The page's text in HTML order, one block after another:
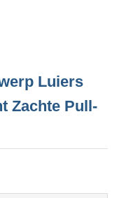
Luiers
Zachte Pull-